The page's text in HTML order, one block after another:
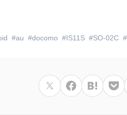
au docomo IS11S SO-02C